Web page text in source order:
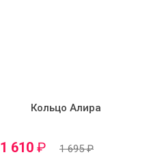
Кольцо Алира
1 610 ₽ 1 695₽